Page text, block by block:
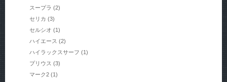
スープラ (2)
セリカ (3)
セルシオ (1)
ハイエース (2)
ハイラックスサーフ (1)
プリウス (3)
マーク2 (1)